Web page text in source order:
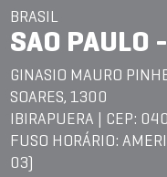
BRASIL
SAO PAULO
GINASIO MAURO
SOARES, 1300
IBIRAPUERA | CEP:
FUSO HORÁRIO:
03)